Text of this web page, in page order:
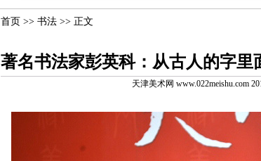
首页 >> 书法>> 正文
著名书法家彭英科：从古人的字里
天津美术网 www.022meishu.com